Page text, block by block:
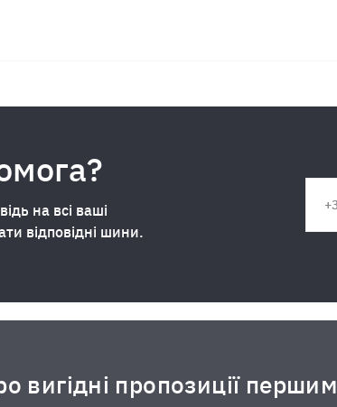
на всі ваші
відповідні шини.
вигідні пропозиції першим